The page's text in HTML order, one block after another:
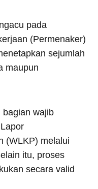
pada
(Permenaker)
sejumlah
maupun
bagian wajib
(WLKP) melalui
itu, proses
secara valid